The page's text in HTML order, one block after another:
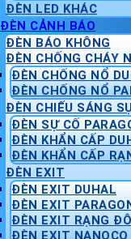
ĐÈN LED KHÁC
ĐÈN CẢNH BÁO
ĐÈN BÁO KHÔNG
ĐÈN CHỐNG CHÁY
ĐÈN CHỐNG NỔ
ĐÈN CHỐNG NỔ
ĐÈN CHIẾU SÁNG
ĐÈN SỰ CỐ
ĐÈN KHẨN CẤP
ĐÈN KHẨN CẤP
ĐÈN EXIT
ĐÈN EXIT DUHAL
ĐÈN EXIT
ĐÈN EXIT RẠNG
ĐÈN EXIT NANOCO